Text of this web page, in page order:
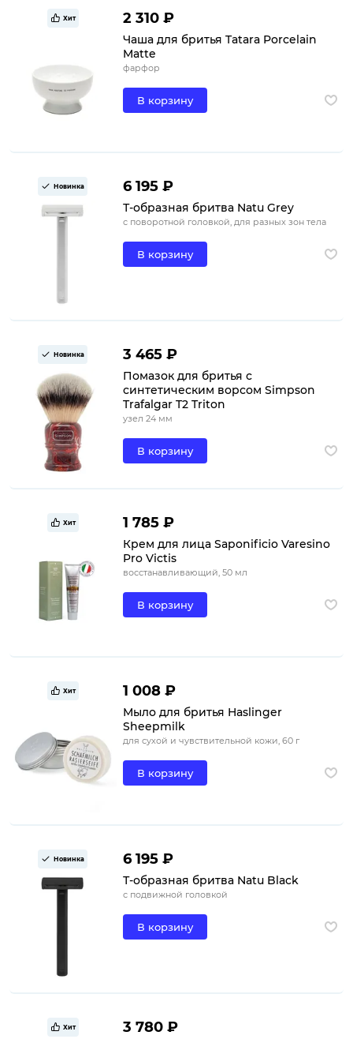
Хит 2 310 ₽
Чаша для бритья Tatara Porcelain
Matte
фарфор
В корзину
Новинка 6 195 ₽
Т-образная бритва Natu Grey
с поворотной головкой, для разных зон тела
В корзину
Новинка 3 465 ₽
Помазок для бритья с
синтетическим ворсом Simpson
Trafalgar T2 Triton
узел 24 мм
В корзину
Хит 1 785 ₽
Крем для лица Saponificio Varesino
Pro Victis
восстанавливающий, 50 мл
В корзину
Хит 1 008 ₽
Мыло для бритья Haslinger
Sheepmilk
для сухой и чувствительной кожи, 60 г
В корзину
Новинка 6 195 ₽
Т-образная бритва Natu Black
с подвижной головкой
В корзину
Хит 3 780 ₽